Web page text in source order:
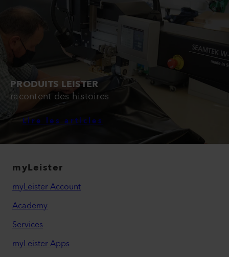
PRODUITS LEISTER
racontent des histoires
Lire les articles
myLeister
myLeister Account
Academy
Services
myLeister Apps